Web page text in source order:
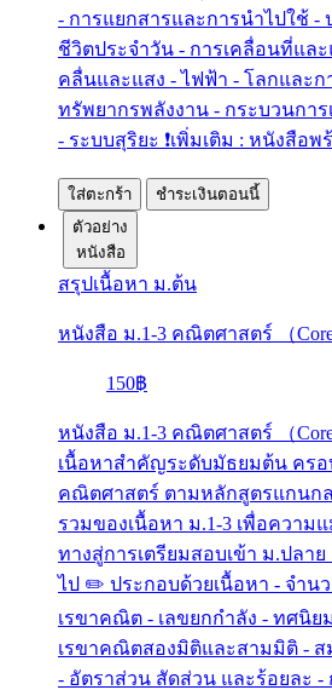
- การแยกสารและการนำไปใช้ -
ชีวิตประจำวัน - การเคลื่อนที่แล
คลื่นและแสง - ไฟฟ้า - โลกและก
ทรัพยากรพลังงาน - กระบวนกา
- ระบบสุริยะ ❗เพิ่มเติม : หนังสือพ
ใส่ตะกร้า
ชำระเงินตอนนี้
ตัวอย่าง
หนังสือ
สรุปเนื้อหา ม.ต้น
หนังสือ ม.1-3 คณิตศาสตร์ （Core
150฿
หนังสือ ม.1-3 คณิตศาสตร์ （
เนื้อหาสำคัญระดับมัธยมต้น คร
คณิตศาสตร์ ตามหลักสูตรแกนกล
รวมของเนื้อหา ม.1-3 เพื่อความ
ทางสู่การเตรียมสอบเข้า ม.ปลา
ไป ✏️ ประกอบด้วยเนื้อหา - จำน
เรขาคณิต - เลขยกกำลัง - ทศนิย
เรขาคณิตสองมิติและสามมิติ - ส
- อัตราส่วน สัดส่วน และร้อยละ